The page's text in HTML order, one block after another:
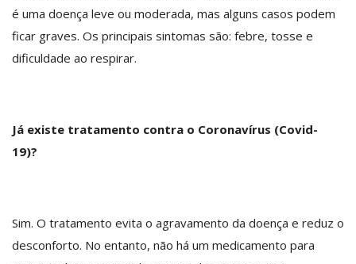
é uma doença leve ou moderada, mas alguns casos podem
ficar graves. Os principais sintomas são: febre, tosse e
dificuldade ao respirar.
Já existe tratamento contra o Coronavírus (Covid-
19)?
Sim. O tratamento evita o agravamento da doença e reduz o
desconforto. No entanto, não há um medicamento para